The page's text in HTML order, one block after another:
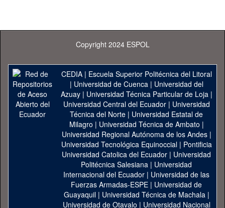
Copyright 2024 ESPOL
CEDIA| Escuela Superior Politécnica del Litoral
| Universidad de Cuenca| Universidad del
Azuay| Universidad Técnica Particular de Loja|
Universidad Central del Ecuador| Universidad
Técnica del Norte | Universidad Estatal de
Milagro | Universidad Técnica de Ambato |
Universidad Regional Autónoma de los Andes|
Universidad Tecnológica Equinoccial| Pontificia
Universidad Catolica del Ecuador | Universidad
Politécnica Salesiana | Universidad
Internacional del Ecuador | Universidad de las
Fuerzas Armadas-ESPE | Universidad de
Guayaquil| Universidad Técnica de Machala|
Universidad de Otavalo | Universidad Nacional